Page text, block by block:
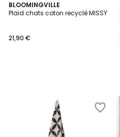
BLOOMINGVILLE
Plaid chats coton recyclé MISSY
21,90 €